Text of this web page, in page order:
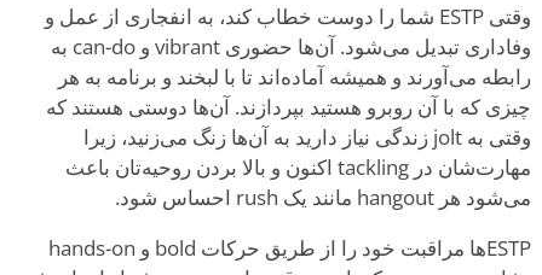
وقتی ESTP شما را دوست خطاب کند، به انفجاری از عمل و
وفاداری تبدیل می‌شود. آن‌ها حضوری vibrant و can-do به
رابطه می‌آورند و همیشه آماده‌اند تا با لبخند و برنامه به هر
چیزی که با آن روبرو هستید بپردازند. آن‌ها دوستی هستند که
وقتی به jolt زندگی نیاز دارید به آن‌ها زنگ می‌زنید، زیرا
مهارت‌شان در tackling اکنون و بالا بردن روحیه‌تان باعث
می‌شود هر hangout مانند یک rush احساس شود.
ESTPها مراقبت خود را از طریق حرکات bold و hands-on